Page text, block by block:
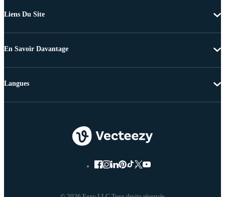
Liens Du Site
En Savoir Davantage
Langues